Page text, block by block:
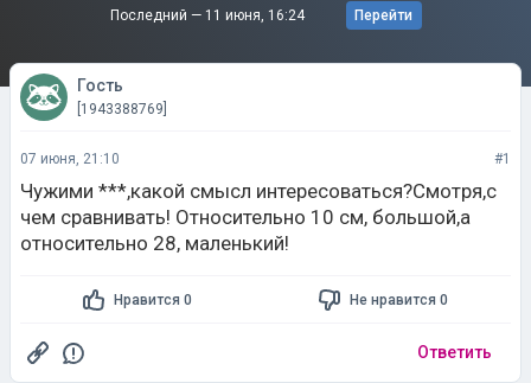
Последний — 11 июня, 16:24 Перейти
Гость
[1943388769]
07 июня, 21:10 #1
Чужими ***,какой смысл интересоваться?Смотря,с
чем сравнивать! Относительно 10 см, большой,а
относительно 28, маленький!
Нравится 0 Не нравится 0
Ответить